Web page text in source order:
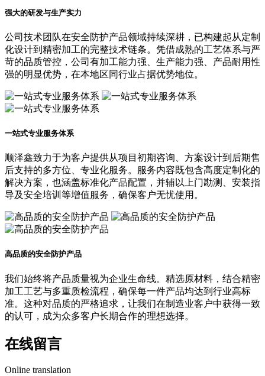
强大的研发与生产实力
公司技术团队在安全防护产品领域持续深耕，已构建起从定制
化设计到精密加工的完整技术链条。凭借成熟的工艺体系与严
苛的品质管控，公司有加工能力强、生产能力强、产品耐用性
强的明显优势，在本地区同行业占据优势地位。
一站式专业服务体系
顺泽鑫致力于为客户提供从项目初期咨询、方案设计到后期售
后支持的多方位、专业化服务。服务内容既包含高度定制化的
解决方案，也涵盖标准化产品配置，并辅以上门勘测、安装指
导及安全培训等增值服务，确保客户无忧使用。
高品质的安全防护产品
我们始终将产品质量视为企业生命线。精选原材料，结合精密
加工工艺与多重质检流程，确保每一件产品均达到行业高标
准。这种对品质的严格追求，让我们在制造业客户中获得一致
的认可，成为众多客户长期合作的理想选择。
在线留言
Online translation